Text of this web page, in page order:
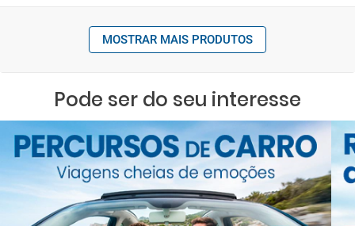
MOSTRAR MAIS PRODUTOS
Pode ser do seu interesse